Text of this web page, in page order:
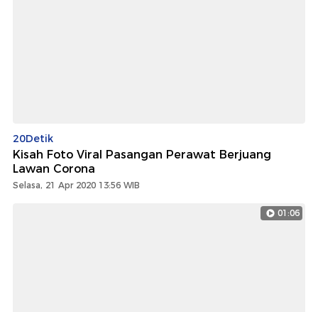
20Detik
Kisah Foto Viral Pasangan Perawat Berjuang
Lawan Corona
Selasa, 21 Apr 2020 13:56 WIB
01:06